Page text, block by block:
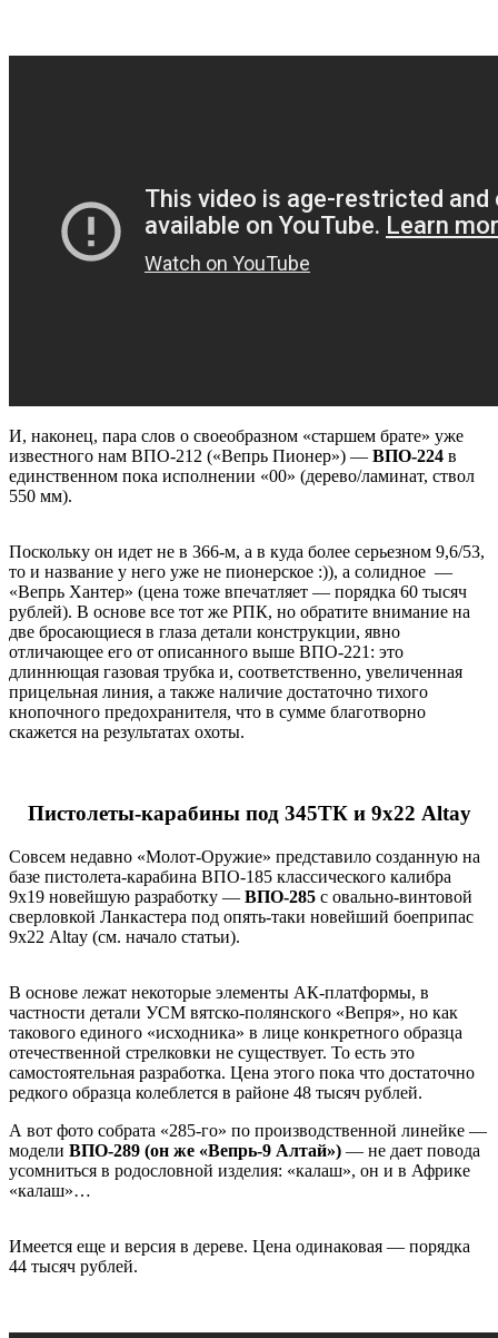
И, наконец, пара слов о своеобразном «старшем брате» уже
известного нам ВПО-212 («Вепрь Пионер») — ВПО-224 в
единственном пока исполнении «00» (дерево/ламинат, ствол
550 мм).
Поскольку он идет не в 366-м, а в куда более серьезном 9,6/53,
то и название у него уже не пионерское :)), а солидное —
«Вепрь Хантер» (цена тоже впечатляет — порядка 60 тысяч
рублей). В основе все тот же РПК, но обратите внимание на
две бросающиеся в глаза детали конструкции, явно
отличающее его от описанного выше ВПО-221: это
длиннющая газовая трубка и, соответственно, увеличенная
прицельная линия, а также наличие достаточно тихого
кнопочного предохранителя, что в сумме благотворно
скажется на результатах охоты.
Пистолеты-карабины под 345ТК и 9х22 Altay
Совсем недавно «Молот-Оружие» представило созданную на
базе пистолета-карабина ВПО-185 классического калибра
9х19 новейшую разработку — ВПО-285 с овально-винтовой
сверловкой Ланкастера под опять-таки новейший боеприпас
9х22 Altay (см. начало статьи).
В основе лежат некоторые элементы АК-платформы, в
частности детали УСМ вятско-полянского «Вепря», но как
такового единого «исходника» в лице конкретного образца
отечественной стрелковки не существует. То есть это
самостоятельная разработка. Цена этого пока что достаточно
редкого образца колеблется в районе 48 тысяч рублей.
А вот фото собрата «285-го» по производственной линейке —
модели ВПО-289 (он же «Вепрь-9 Алтай») — не дает повода
усомниться в родословной изделия: «калаш», он и в Африке
«калаш»…
Имеется еще и версия в дереве. Цена одинаковая — порядка
44 тысяч рублей.